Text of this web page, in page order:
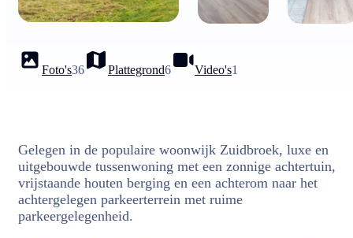
Foto's36 Plattegrond6 Video's1
Gelegen in de populaire woonwijk Zuidbroek, luxe en
uitgebouwde tussenwoning met een zonnige achtertuin,
vrijstaande houten berging en een achterom naar het
achtergelegen parkeerterrein met ruime
parkeergelegenheid.